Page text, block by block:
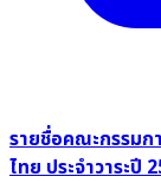
รายชื่อคณะกรรมก
ไทย ประจำวาระปี